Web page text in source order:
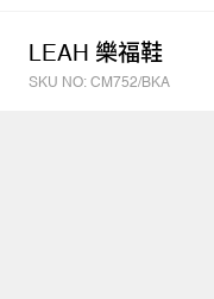
LEAH 樂福鞋
SKU NO: CM752/BKA